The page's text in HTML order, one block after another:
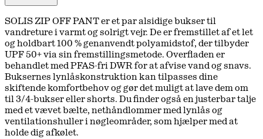
SOLIS ZIP OFF PANT er et par alsidige bukser til
vandreture i varmt og solrigt vejr. De er fremstillet af et let
og holdbart 100 % genanvendt polyamidstof, der tilbyder
UPF 50+ via sin fremstillingsmetode. Overfladen er
behandlet med PFAS-fri DWR for at afvise vand og snavs.
Buksernes lynlåskonstruktion kan tilpasses dine
skiftende komfortbehov og gør det muligt at lave dem om
til 3/4-bukser eller shorts. Du finder også en justerbar talje
med et vævet bælte, nethåndlommer med lynlås og
ventilationshuller i nøgleområder, som hjælper med at
holde dig afkølet.